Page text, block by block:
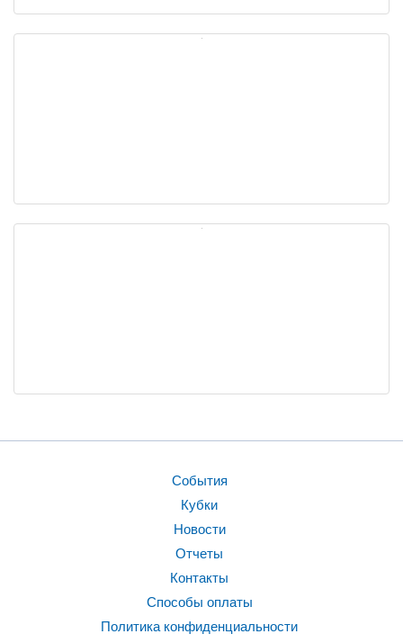
События
Кубки
Новости
Отчеты
Контакты
Способы оплаты
Политика конфиденциальности